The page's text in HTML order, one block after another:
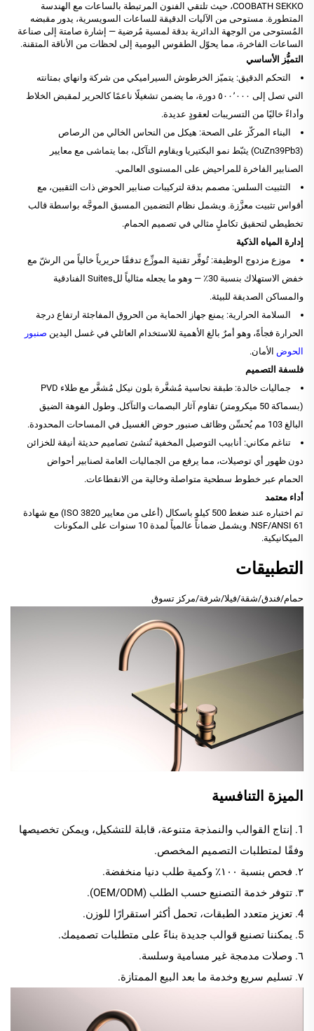
COOBATH SEKKO، حيث تلتقي الفنون المرتبطة بالساعات مع الهندسة
المتطورة. مستوحى من الآليات الدقيقة للساعات السويسرية، يدور مقبضه
المُستوحى من الوجهة الدائرية بدقة لمسية مُرضية — إشارة صامتة إلى صناعة
الساعات الفاخرة، مما يحوّل الطقوس اليومية إلى لحظات من الأناقة المتقنة.
التميُّز الأساسي
التحكم الدقيق: يتميّز الخرطوش السيراميكي من شركة وانهاي بمتانته
التي تصل إلى ٥٠٠٬٠٠٠ دورة، ما يضمن تشغيلًا ناعمًا كالحرير لمقبض الخلاط
وأداءً خاليًا من التسريبات لعقودٍ عديدة.
البناء المركّز على الصحة: هيكل من النحاس الخالي من الرصاص
(CuZn39Pb3) يثبّط نمو البكتيريا ويقاوم التآكل، بما يتماشى مع معايير
الصنابير الفاخرة للمراحيض على المستوى العالمي.
التثبيت السلس: مصمم بدقة لتركيبات صنابير الحوض ذات الثقبين، مع
أقواس تثبيت معزَّزة. ويشمل نظام التضمين المسبق الموجَّه بواسطة قالب
تخطيطي لتحقيق تكاملٍ مثالي في تصميم الحمام.
إدارة المياه الذكية
موزع مزدوج الوظيفة: تُوفِّر تقنية الموزِّع تدفقًا حريرياً خالياً من الرشّ مع
خفض الاستهلاك بنسبة 30٪ — وهو ما يجعله مثالياً للSuites الفنادقية
والمساكن الصديقة للبيئة.
السلامة الحرارية: يمنع جهاز الحماية من الحروق المفاجئة ارتفاع درجة
الحرارة فجأةً، وهو أمرٌ بالغ الأهمية للاستخدام العائلي في غسل اليدين صنبور
الحوض الأمان.
فلسفة التصميم
جماليات خالدة: طبقة نحاسية مُشغَّرة بلون نيكل مُشغَّر مع طلاء PVD
(بسماكة 50 ميكرومتر) تقاوم آثار البصمات والتآكل. وطول الفوهة الضيق
البالغ 103 مم يُحسِّن وظائف صنبور حوض الغسيل في المساحات المحدودة.
تناغم مكاني: أنابيب التوصيل المخفية تُنشئ تصاميم حديثة أنيقة للخزائن
دون ظهور أي توصيلات، مما يرفع من الجماليات العامة لصنابير أحواض
الحمام عبر خطوط سطحية متواصلة وخالية من الانقطاعات.
أداء معتمد
تم اختباره عند ضغط 500 كيلو باسكال (أعلى من معايير ISO 3820) مع شهادة
NSF/ANSI 61. ويشمل ضماناً عالمياً لمدة 10 سنوات على المكونات
الميكانيكية.
التطبيقات
حمام/فندق/شقة/فيلا/شرفة/مركز تسوق
الميزة التنافسية
1. إنتاج القوالب والنمذجة متنوعة، قابلة للتشكيل، ويمكن تخصيصها
وفقًا لمتطلبات التصميم المخصص.
٢. فحص بنسبة ١٠٠٪ وكمية طلب دنيا منخفضة.
٣. تتوفر خدمة التصنيع حسب الطلب (OEM/ODM).
4. تعزيز متعدد الطبقات، تحمل أكثر استقرارًا للوزن.
5. يمكننا تصنيع قوالب جديدة بناءً على متطلبات تصميمك.
٦. وصلات مدمجة غير مسامية وسلسة.
٧. تسليم سريع وخدمة ما بعد البيع الممتازة.